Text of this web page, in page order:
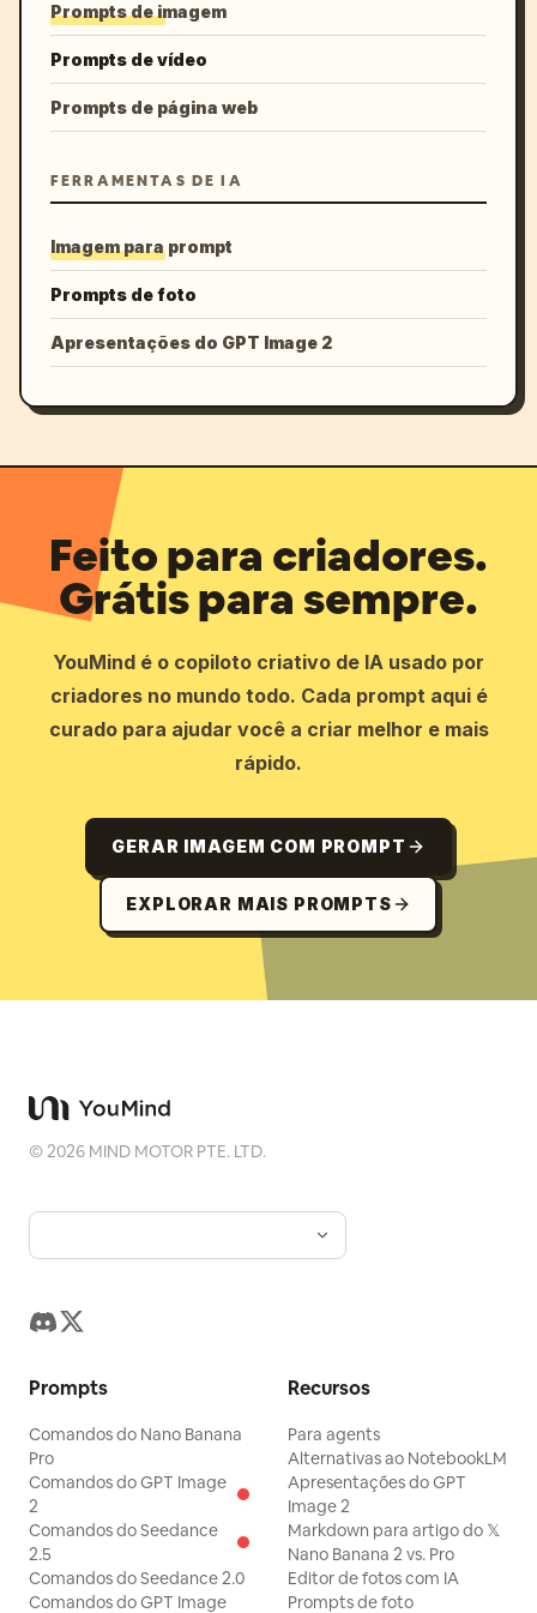
Prompts de imagem
Prompts de vídeo
Prompts de página web
FERRAMENTAS DE IA
Imagem para prompt
Prompts de foto
Apresentações do GPT Image 2
Feito para criadores.
Grátis para sempre.
YouMind é o copiloto criativo de IA usado por
criadores no mundo todo. Cada prompt aqui é
curado para ajudar você a criar melhor e mais
rápido.
GERAR IMAGEM COM PROMPT
EXPLORAR MAIS PROMPTS
©2026 MIND MOTOR PTE. LTD.
Prompts
Comandos do Nano Banana
Pro
Comandos do GPT Image
2
Comandos do Seedance
2.5
Comandos do Seedance 2.0
Comandos do GPT Image
Recursos
Para agents
Alternativas ao NotebookLM
Apresentações do GPT
Image 2
Markdown para artigo do 𝕏
Nano Banana 2 vs. Pro
Editor de fotos com IA
Prompts de foto